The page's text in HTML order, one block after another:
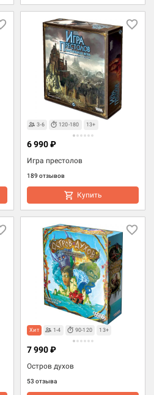
3-6 120-180 13+
Игра престолов
189 отзывов
6 990 ₽
Купить
Хит 1-4 90-120 13+
Остров духов
53 отзыва
7 990 ₽